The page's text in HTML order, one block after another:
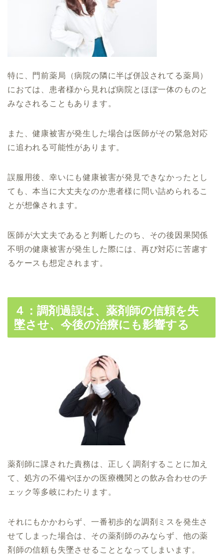
特に、門前薬局（病院の隣に半ば併設されてる薬局）
におては、患者様から見れば病院とほぼ一体のものと
みなされることもあります。
また、健康被害が発生した場合は医師がその緊急対応
に追われる可能性があります。
誤服用後、幸いにも健康被害が発見できなかったとし
ても、本当に大丈夫なのか患者様に問い詰められるこ
とが想像されます。
医師が大丈夫であると判断したのち、その後因果関係
不明の健康被害が発生した際には、再び対応に苦慮す
るケースも想定されます。
４：調剤過誤は、薬剤師の信頼を失
墜させ、今後の治療にも影響する
薬剤師に課された責務は、正しく調剤することに加え
て、処方の不備やほかの医療機関との飲み合わせのチ
ェック等多岐にわたります。
それにもかかわらず、一番初歩的な調剤ミスを発生さ
せてしまった場合は、その薬剤師のみならず、他の薬
剤師の信頼も失墜させることとなってしまいます。